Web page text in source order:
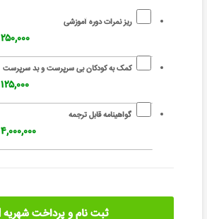
ریز نمرات دوره آموزشی
۲۵۰,۰۰۰ تومان
کمک به کودکان بی سرپرست و بد سرپرست
۱۲۵,۰۰۰ تومان
گواهینامه قابل ترجمه
۴,۰۰۰,۰۰۰ تومان
ثبت نام و پرداخت شهریه